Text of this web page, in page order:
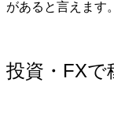
があると言えます。
投資・FXで